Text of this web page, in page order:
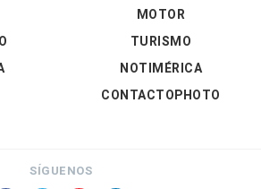
MOTOR
TURISMO
NOTIMÉRICA
CONTACTOPHOTO
SÍGUENOS